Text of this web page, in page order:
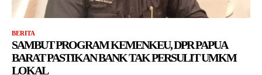
BERITA
SAMBUT PROGRAM KEMENKEU, DPR PAPUA
BARAT PASTIKAN BANK TAK PERSULIT UMKM
LOKAL